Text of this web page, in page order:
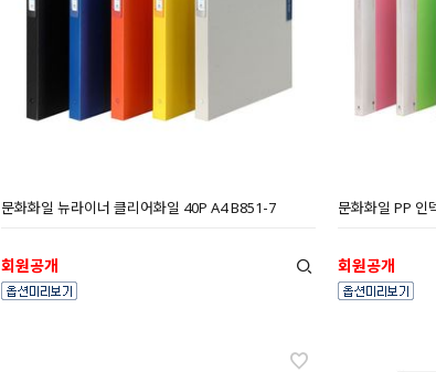
문화화일 뉴라이너 클리어화일 40P A4 B851-7
회원공개
문화화일 PP 인
회원공개